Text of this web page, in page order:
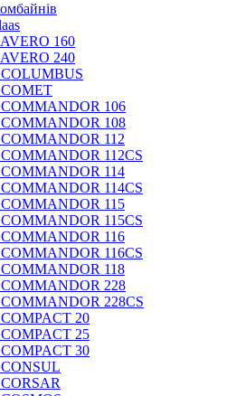
160
240
COLUMBUS
COMET
COMMANDOR 106
COMMANDOR 108
COMMANDOR 112
COMMANDOR 112CS
COMMANDOR 114
COMMANDOR 114CS
COMMANDOR 115
COMMANDOR 115CS
COMMANDOR 116
COMMANDOR 116CS
COMMANDOR 118
COMMANDOR 228
COMMANDOR 228CS
COMPACT 20
COMPACT 25
COMPACT 30
CONSUL